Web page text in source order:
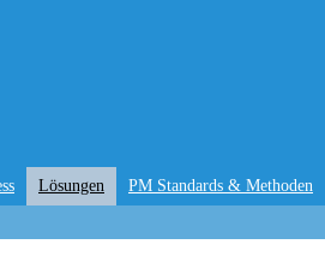
Lösungen PM Standards & Methoden